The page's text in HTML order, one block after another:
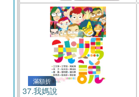
滿額折
37.我媽說